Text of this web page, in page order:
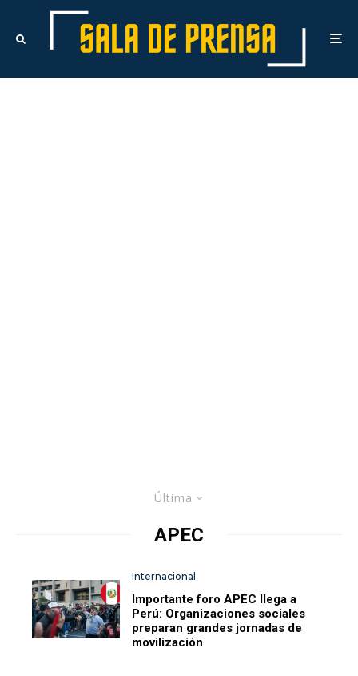
Última
APEC
Internacional
Importante foro APEC llega a
Perú: Organizaciones sociales
preparan grandes jornadas de
movilización